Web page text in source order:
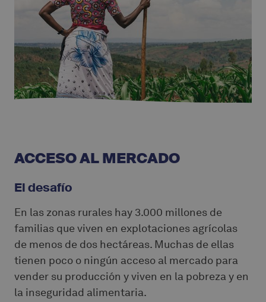
ACCESO AL MERCADO
El desafío
En las zonas rurales hay 3.000 millones de
familias que viven en explotaciones agrícolas
de menos de dos hectáreas. Muchas de ellas
tienen poco o ningún acceso al mercado para
vender su producción y viven en la pobreza y en
la inseguridad alimentaria.